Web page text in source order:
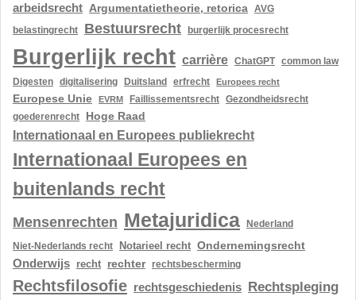
arbeidsrecht Argumentatietheorie, retorica AVG
belastingrecht Bestuursrecht burgerlijk procesrecht
Burgerlijk recht carrière ChatGPT common law
Digesten
digitalisering Duitsland erfrecht Europees recht
Europese Unie EVRM Faillissementsrecht
Gezondheidsrecht
goederenrecht
Hoge Raad
Internationaal en Europees publiekrecht
Internationaal Europees en
buitenlands recht
Mensenrechten Metajuridica
Nederland
Niet-Nederlands recht
Notarieel recht Ondernemingsrecht
Onderwijs recht rechter rechtsbescherming
Rechtsfilosofie rechtsgeschiedenis Rechtspleging